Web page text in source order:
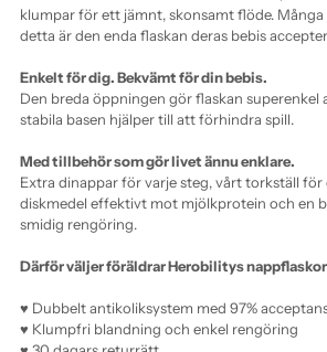
klumpar för ett jämnt, skonsamt flöde.
detta är den enda flaskan deras bebis
Enkelt för dig. Bekvämt för din bebis.
Den breda öppningen gör flaskan superenkel
stabila basen hjälper till att förhindra spill.
Med tillbehör som gör livet ännu enklare.
Extra dinappar för varje steg, vårt torkställ
diskmedel effektivt mot mjölkprotein och en
smidig rengöring.
Därför väljer föräldrar Herobilitys
♥ Dubbelt antikoliksystem med 97%
♥ Klumpfri blandning och enkel rengöring